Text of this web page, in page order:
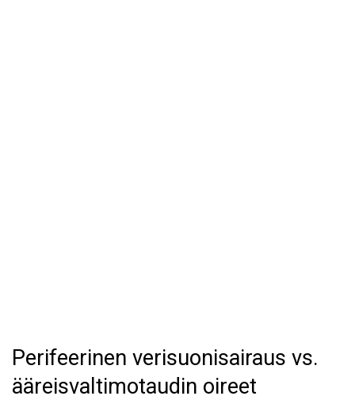
Perifeerinen verisuonisairaus vs.
ääreisvaltimotaudin oireet